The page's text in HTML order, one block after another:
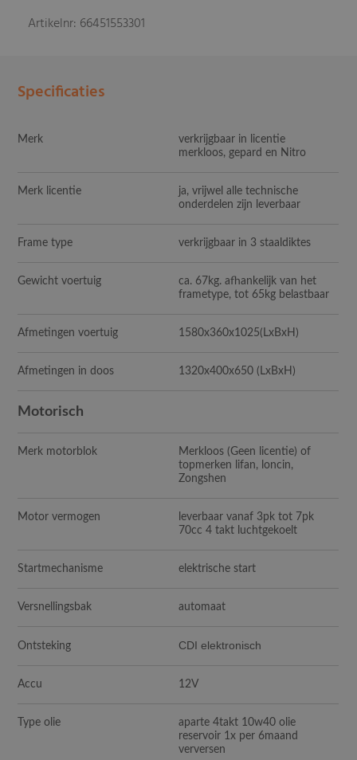
Artikelnr: 66451553301
Specificaties
Merk
verkrijgbaar in licentie
merkloos, gepard en Nitro
Merk licentie
ja, vrijwel alle technische
onderdelen zijn leverbaar
Frame type verkrijgbaar in 3 staaldiktes
Gewicht voertuig
ca. 67kg. afhankelijk van het
frametype, tot 65kg belastbaar
Afmetingen voertuig 1580x360x1025(LxBxH)
Afmetingen in doos 1320x400x650(LxBxH)
Motorisch
Merk motorblok
Merkloos (Geen licentie) of
topmerken lifan, loncin,
Zongshen
Motor vermogen
leverbaar vanaf 3pk tot 7pk
70cc 4 takt luchtgekoelt
Startmechanisme elektrische start
Versnellingsbak automaat
Ontsteking CDI elektronisch
Accu 12V
Type olie
aparte 4takt 10w40 olie
reservoir 1x per 6maand
verversen